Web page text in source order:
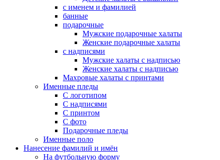
с именем и фамилией
банные
подарочные
Мужские подарочные халаты
Женские подарочные халаты
с надписями
Мужские халаты с надписью
Женские халаты с надписью
Махровые халаты с принтами
Именные пледы
С логотипом
С надписями
С принтом
С фото
Подарочные пледы
Именные поло
Нанесение фамилий и имён
На футбольную форму